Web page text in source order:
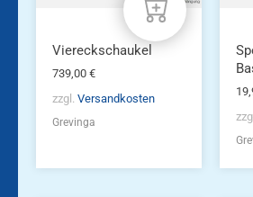
Viereckschaukel
739,00 €
zzgl. Versandkosten
Grevinga